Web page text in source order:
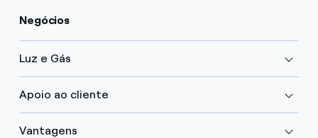
Negócios
Luz e Gás
Apoio ao cliente
Vantagens